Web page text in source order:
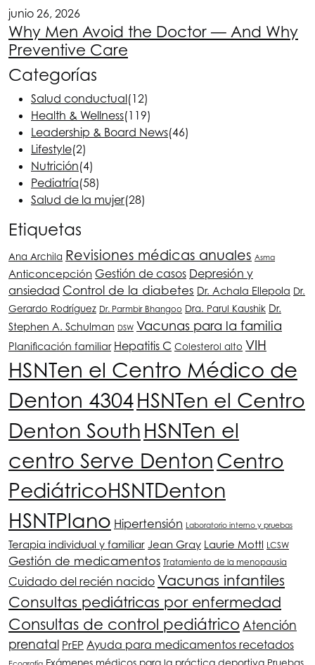
junio 26, 2026
Why Men Avoid the Doctor — And Why
Preventive Care
Categorías
Salud conductual(12)
Health & Wellness(119)
Leadership & Board News(46)
Lifestyle(2)
Nutrición(4)
Pediatría(58)
Salud de la mujer(28)
Etiquetas
Ana Archila Revisiones médicas anuales Asma
Anticoncepción Gestión de casos Depresión y
ansiedad Control de la diabetes Dr. Achala Ellepola Dr.
Gerardo Rodríguez Dr. Parmbir Bhangoo Dra. Parul Kaushik Dr.
Stephen A. Schulman DSW Vacunas para la familia
Planificación familiar Hepatitis C Colesterol alto VIH
HSNTen el Centro Médico de
Denton 4304HSNTen el Centro
Denton South HSNTen el
centro Serve Denton Centro
PediátricoHSNTDenton
HSNTPlano Hipertensión Laboratorio interno y pruebas
Terapia individual y familiar Jean Gray Laurie Mottl LCSW
Gestión de medicamentos Tratamiento de la menopausia
Cuidado del recién nacido Vacunas infantiles
Consultas pediátricas por enfermedad
Consultas de control pediátrico Atención
prenatal PrEP Ayuda para medicamentos recetados